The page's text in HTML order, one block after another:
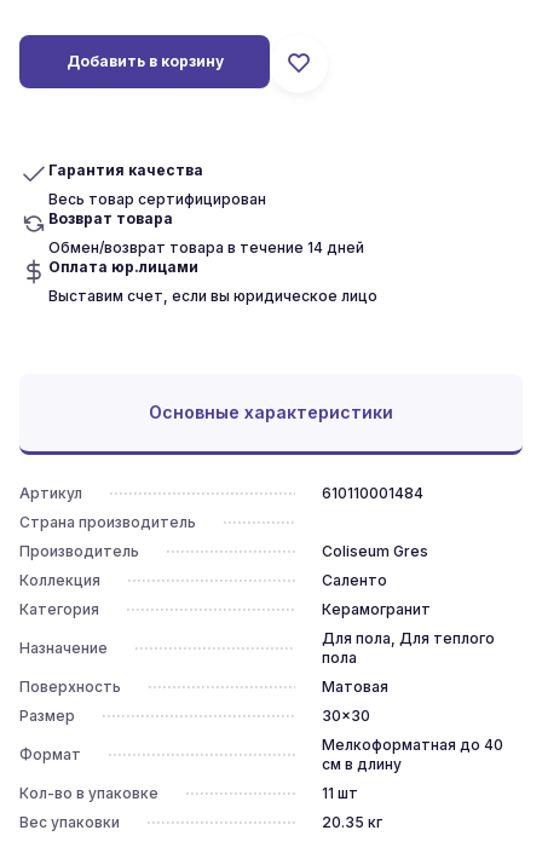
Добавить в корзину
Гарантия качества
Весь товар сертифицирован
Возврат товара
Обмен/возврат товара в течение 14 дней
Оплата юр.лицами
Выставим счет, если вы юридическое лицо
Основные характеристики
Артикул
610110001484
Страна производитель
Производитель
Coliseum Gres
Коллекция
Саленто
Категория
Керамогранит
Назначение
Для пола, Для теплого
пола
Поверхность
Матовая
Размер
30x30
Формат
Мелкоформатная до 40
см в длину
Кол-во в упаковке
11 шт
Вес упаковки
20.35 кг